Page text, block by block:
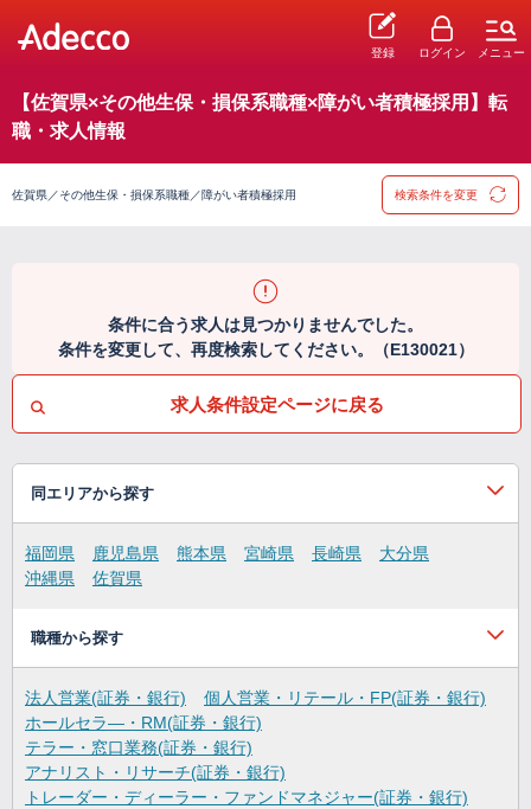
登録 ログイン メニュー
【佐賀県×その他生保・損保系職種×障がい者積極採用】転
職・求人情報
佐賀県／その他生保・損保系職種／障がい者積極採用 検索条件を変更
条件に合う求人は見つかりませんでした。
条件を変更して、再度検索してください。（E130021）
求人条件設定ページに戻る
同エリアから探す
福岡県 鹿児島県 熊本県 宮崎県 長崎県
大分県
沖縄県
佐賀県
職種から探す
法人営業(証券・銀行)
個人営業・リテール・FP(証券・銀行)
ホールセラ―・RM(証券・銀行)
テラー・窓口業務(証券・銀行)
アナリスト・リサーチ(証券・銀行)
トレーダー・ディーラー・ファンドマネジャー(証券・銀行)